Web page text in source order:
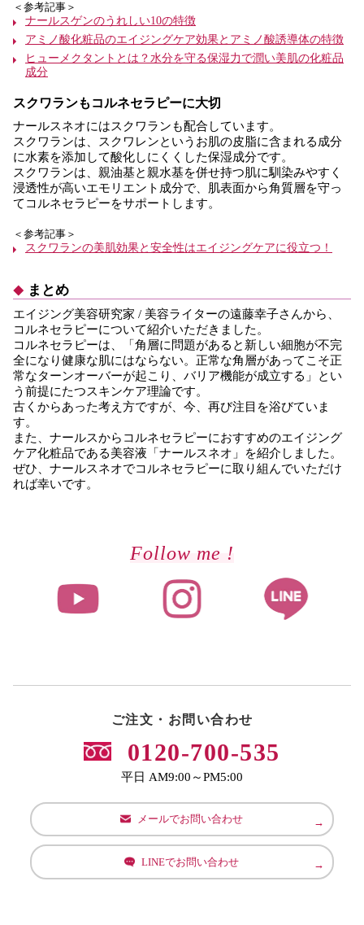
＜参考記事＞
ナールスゲンのうれしい10の特徴
アミノ酸化粧品のエイジングケア効果とアミノ酸誘導体の特徴
ヒューメクタントとは？水分を守る保湿力で潤い美肌の化粧品
成分
スクワランもコルネセラピーに大切
ナールスネオにはスクワランも配合しています。
スクワランは、スクワレンというお肌の皮脂に含まれる成分
に水素を添加して酸化しにくくした保湿成分です。
スクワランは、親油基と親水基を併せ持つ肌に馴染みやすく
浸透性が高いエモリエント成分で、肌表面から角質層を守っ
てコルネセラピーをサポートします。
＜参考記事＞
スクワランの美肌効果と安全性はエイジングケアに役立つ！
まとめ
エイジング美容研究家 / 美容ライターの遠藤幸子さんから、
コルネセラピーについて紹介いただきました。
コルネセラピーは、「角層に問題があると新しい細胞が不完
全になり健康な肌にはならない。正常な角層があってこそ正
常なターンオーバーが起こり、バリア機能が成立する」とい
う前提にたつスキンケア理論です。
古くからあった考え方ですが、今、再び注目を浴びていま
す。
また、ナールスからコルネセラピーにおすすめのエイジング
ケア化粧品である美容液「ナールスネオ」を紹介しました。
ぜひ、ナールスネオでコルネセラピーに取り組んでいただけ
れば幸いです。
Follow me !
ご注文・お問い合わせ
0120-700-535
平日 AM9:00～PM5:00
メールでお問い合わせ
LINEでお問い合わせ